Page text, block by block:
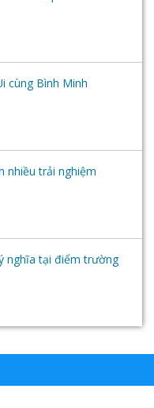
cùng Bình Minh
nhiều trải nghiệm
nghĩa tại điểm trường